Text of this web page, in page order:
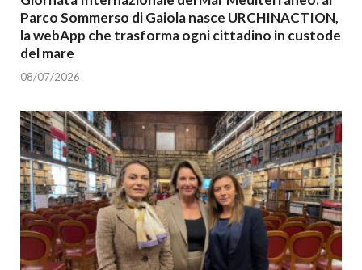
Parco Sommerso di Gaiola nasce URCHINACTION,
la webApp che trasforma ogni cittadino in custode
del mare
08/07/2026